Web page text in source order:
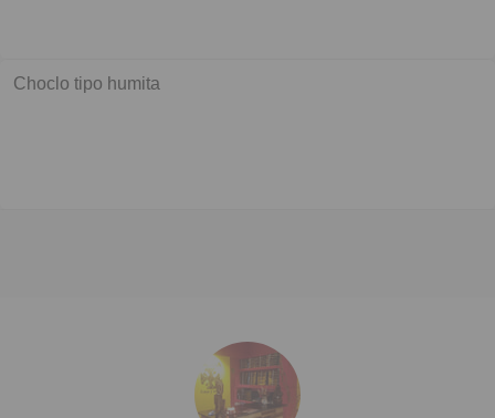
Choclo tipo humita